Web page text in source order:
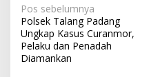
N
a
v
Pos sebelumnya
Polsek Talang Padang
Ungkap Kasus Curanmor,
Pelaku dan Penadah
Diamankan